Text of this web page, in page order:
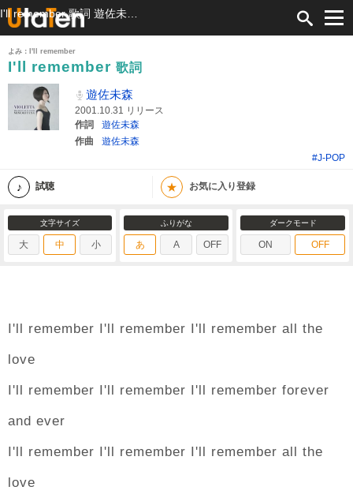
よみ：I'll remember
I'll remember 歌詞
遊佐未森
2001.10.31 リリース
作詞
遊佐未森
作曲
遊佐未森
#J-POP
試聴 ★ お気に入り登録
文字サイズ
大 中 小
ふりがな
あ A OFF
ダークモード
ON OFF
I'll remember I'll remember I'll remember all the
love
I'll remember I'll remember I'll remember forever
and ever
I'll remember I'll remember I'll remember all the
love